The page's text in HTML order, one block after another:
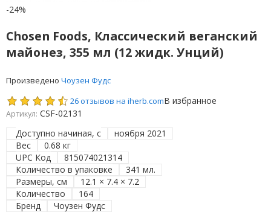
-24%
Chosen Foods, Классический веганский
майонез, 355 мл (12 жидк. Унций)
Произведено Чоузен Фудс
26 отзывов на iherb.comВ избранное
Артикул: CSF-02131
Доступно начиная, с
ноября 2021
Вес
0.68 кг
UPC Код
815074021314
Количество в упаковке
341 мл.
Размеры, см
12.1 × 7.4 × 7.2
Количество
164
Бренд
Чоузен Фудс